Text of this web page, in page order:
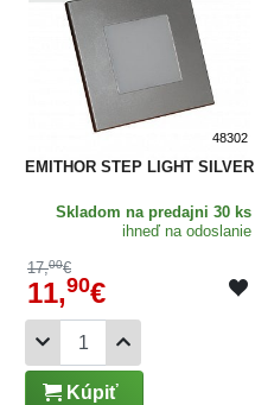
48302
EMITHOR STEP LIGHT SILVER
Skladom na predajni 30 ks
ihneď na odoslanie
17,00€
11,90€
Kúpiť